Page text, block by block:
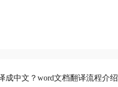
成中文？word文档翻译流程介